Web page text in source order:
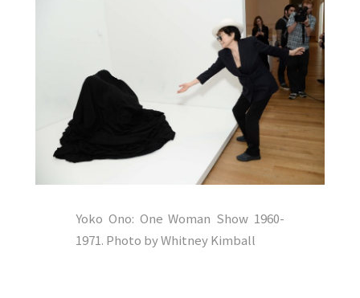
Yoko Ono: One Woman Show 1960-
1971. Photo by Whitney Kimball